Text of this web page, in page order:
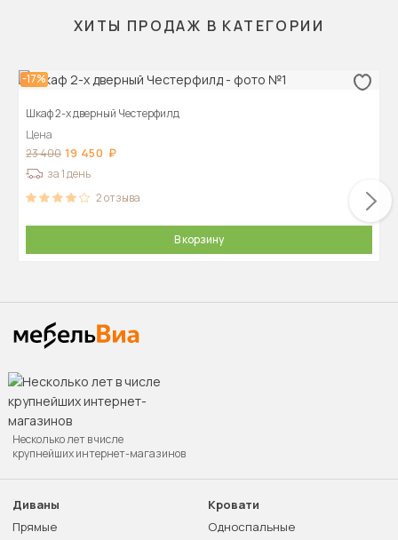
ХИТЫ ПРОДАЖ В КАТЕГОРИИ
-17%
Шкаф 2-х дверный Честерфилд
Цена
23 400 19 450
за 1 день
2отзыва
В корзину
Несколько лет в числе
крупнейших интернет-магазинов
Диваны
Прямые
Кровати
Односпальные